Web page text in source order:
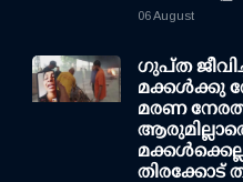
06 August
ഗുപ്ത
മക്കള്‍ക്കു
മരണ
തിരക്കോട്